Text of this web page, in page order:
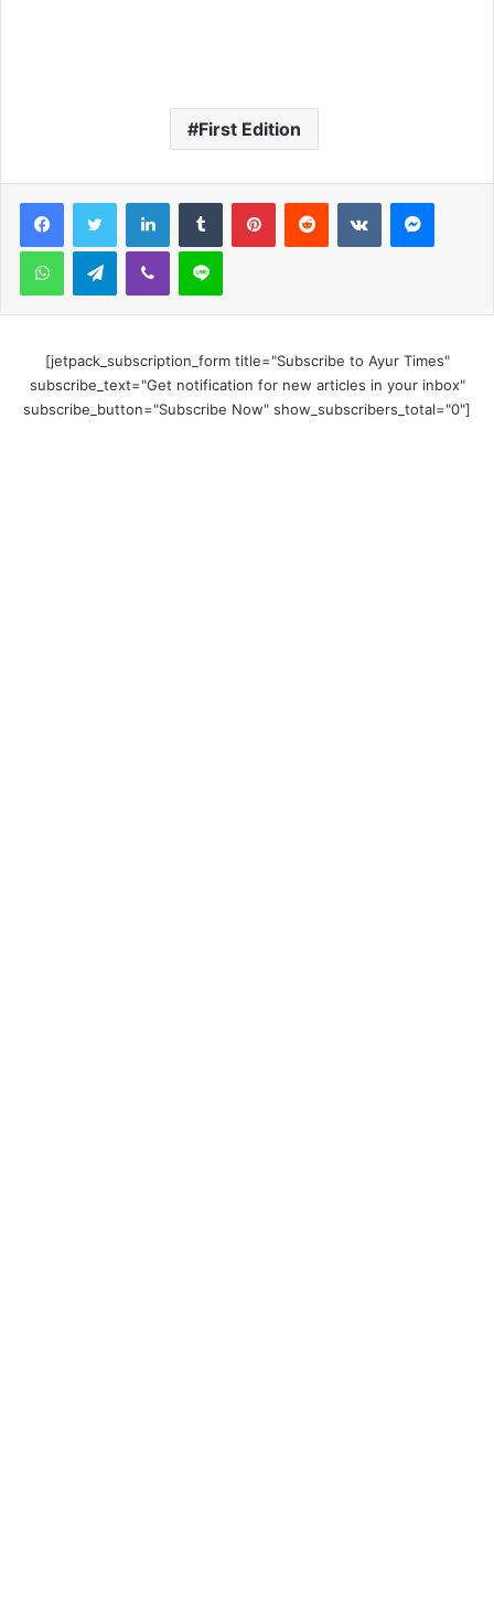
First Edition
LinkedInTumblr PinterestReddit VKontakte
WhatsAppTelegramViber Line
[jetpack_subscription_form title="Subscribe to Ayur Times"
subscribe_text="Get notification for new articles in your inbox"
subscribe_button="Subscribe Now" show_subscribers_total="0"]